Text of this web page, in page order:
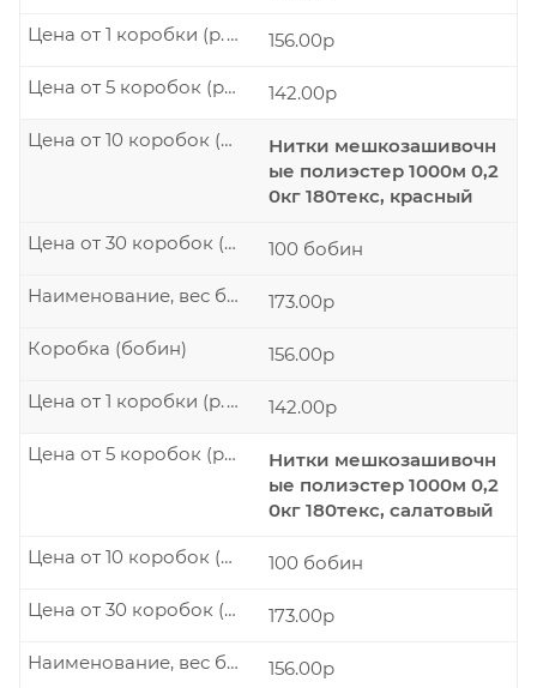
156.00р
Цена от 1 коробки (р./шт.)
142.00р
Цена от 5 коробок (р./шт.)
Нитки мешкозашивочн
ые полиэстер 1000м 0,2
0кг 180текс, красный
Цена от 10 коробок (р./шт.)
100 бобин
Цена от 30 коробок (р./шт.)
173.00р
Наименование, вес бобины
156.00р
Коробка (бобин)
142.00р
Цена от 1 коробки (р./шт.)
Нитки мешкозашивочн
ые полиэстер 1000м 0,2
0кг 180текс, салатовый
Цена от 5 коробок (р./шт.)
100 бобин
Цена от 10 коробок (р./шт.)
173.00р
Цена от 30 коробок (р./шт.)
156.00р
Наименование, вес бобины